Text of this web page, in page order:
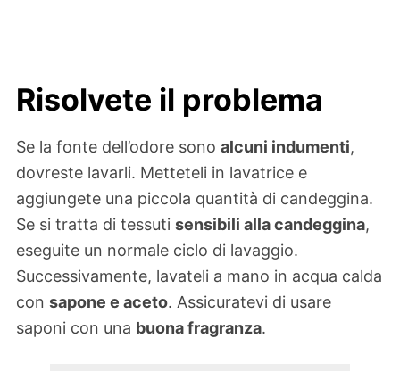
Risolvete il problema
Se la fonte dell’odore sono alcuni indumenti,
dovreste lavarli. Metteteli in lavatrice e
aggiungete una piccola quantità di candeggina.
Se si tratta di tessuti sensibili alla candeggina,
eseguite un normale ciclo di lavaggio.
Successivamente, lavateli a mano in acqua calda
con sapone e aceto. Assicuratevi di usare
saponi con una buona fragranza.